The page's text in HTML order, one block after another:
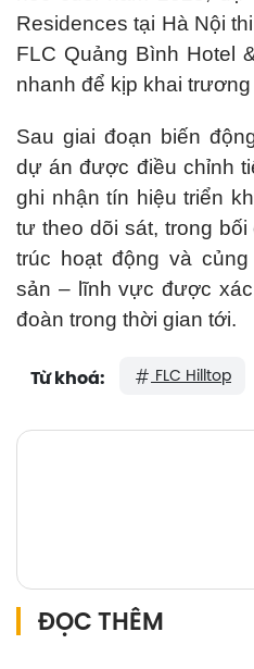
Residences tại Hà Nội
FLC Quảng Bình Hotel
nhanh để kịp khai
Sau giai đoạn biến
dự án được điều chỉnh
ghi nhận tín hiệu triển
tư theo dõi sát, trong
trúc hoạt động và
sản – lĩnh vực được
đoàn trong thời gian tới.
Từ khoá: FLC Hilltop
ĐỌC THÊM